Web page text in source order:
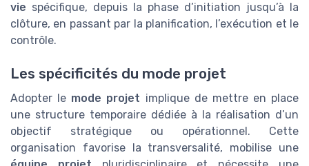
vie spécifique, depuis la phase d’initiation jusqu’à la
clôture, en passant par la planification, l’exécution et le
contrôle.
Les spécificités du mode projet
Adopter le mode projet implique de mettre en place
une structure temporaire dédiée à la réalisation d’un
objectif stratégique ou opérationnel. Cette
organisation favorise la transversalité, mobilise une